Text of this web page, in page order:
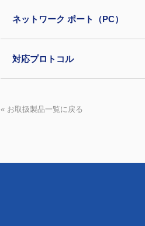
ネットワーク ポート（PC）
対応プロトコル
« お取扱製品一覧に戻る